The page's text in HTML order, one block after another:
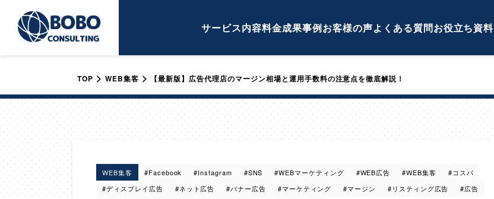
サービス内容料金成果事例お客様の声よくある質問お役立ち資料
TOP > WEB集客 > 【最新版】広告代理店のマージン相場と運用手数料の注意点を徹底解説！
WEB集客 #Facebook #Instagram #SNS #WEBマーケティング #WEB広告 #WEB集客
#コスパ
#ディスプレイ広告
#ネット広告 #バナー広告 #マーケティング #マージン #リスティング広告
#広告